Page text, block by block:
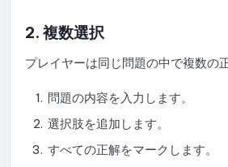
ファイルを使用して Quick Quiz に
イド
Quick Quizのライブラリから問題を
ランダムに選択する手順
2. 複数選択
プレイヤーは同じ問題の中で複数の
問題の内容を入力します。
選択肢を追加します。
すべての正解をマークします。